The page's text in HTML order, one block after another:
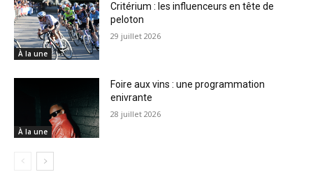
À la une
Critérium : les influenceurs en tête de
peloton
29 juillet 2026
À la une
Foire aux vins : une programmation
enivrante
28 juillet 2026